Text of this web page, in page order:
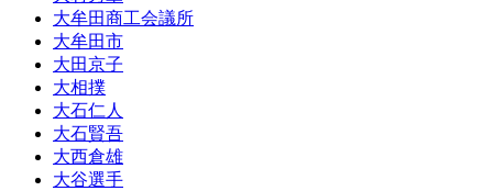
大牟田商工会議所
大牟田市
大田京子
大相撲
大石仁人
大石賢吾
大西倉雄
大谷選手